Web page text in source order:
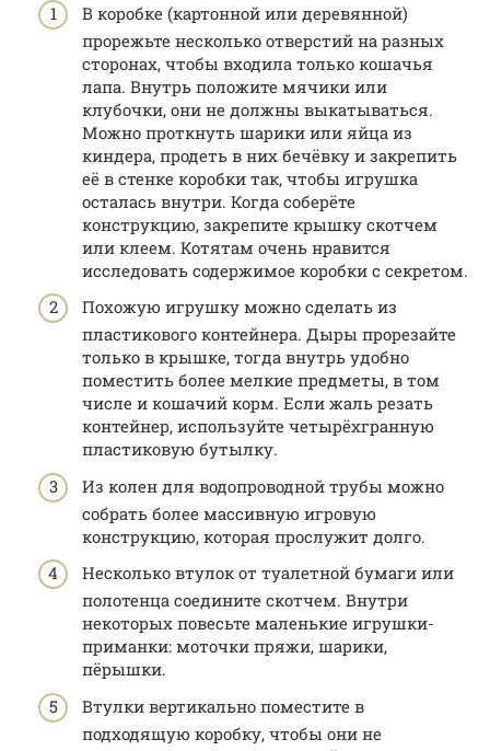
В коробке (картонной или деревянной)
прорежьте несколько отверстий на разных
сторонах, чтобы входила только кошачья
лапа. Внутрь положите мячики или
клубочки, они не должны выкатываться.
Можно проткнуть шарики или яйца из
киндера, продеть в них бечёвку и закрепить
её в стенке коробки так, чтобы игрушка
осталась внутри. Когда соберёте
конструкцию, закрепите крышку скотчем
или клеем. Котятам очень нравится
исследовать содержимое коробки с секретом.
Похожую игрушку можно сделать из
пластикового контейнера. Дыры прорезайте
только в крышке, тогда внутрь удобно
поместить более мелкие предметы, в том
числе и кошачий корм. Если жаль резать
контейнер, используйте четырёхгранную
пластиковую бутылку.
Из колен для водопроводной трубы можно
собрать более массивную игровую
конструкцию, которая прослужит долго.
Несколько втулок от туалетной бумаги или
полотенца соедините скотчем. Внутри
некоторых повесьте маленькие игрушки-
приманки: моточки пряжи, шарики,
пёрышки.
Втулки вертикально поместите в
подходящую коробку, чтобы они не